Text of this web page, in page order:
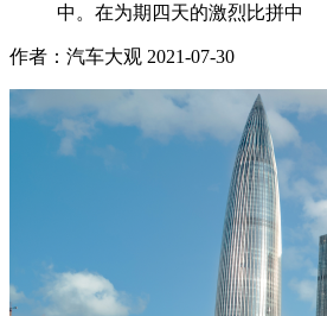
中。在为期四天的激烈比拼中
作者：汽车大观 2021-07-30